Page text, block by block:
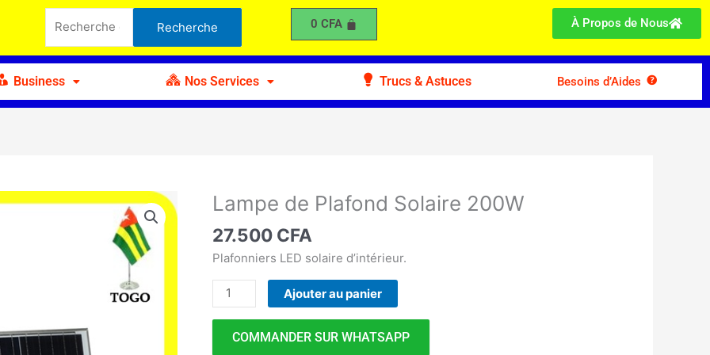
pour :
Recherche 0 CFA À Propos de Nous
Business Nos Services Trucs & Astuces Besoins d’Aides
Lampe de Plafond Solaire 200W
27.500 CFA
Plafonniers LED solaire d’intérieur.
quantité
Lampe
de
Solaire
Ajouter au panier
COMMANDER SUR WHATSAPP
200W